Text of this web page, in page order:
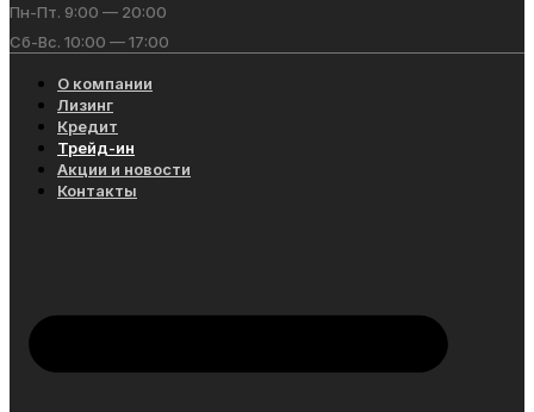
Пн-Пт. 9:00 — 20:00
Сб-Вс. 10:00 — 17:00
О компании
Лизинг
Кредит
Трейд-ин
Акции и новости
Контакты